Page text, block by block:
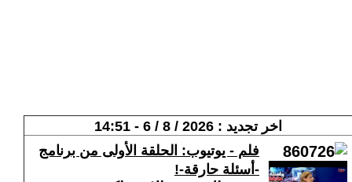
اخر تجديد : 2026 / 8 / 6 - 14:51
فلم - يوتيوب: الحلقة الأولى من برنامج
-أسئلة حارقة-!